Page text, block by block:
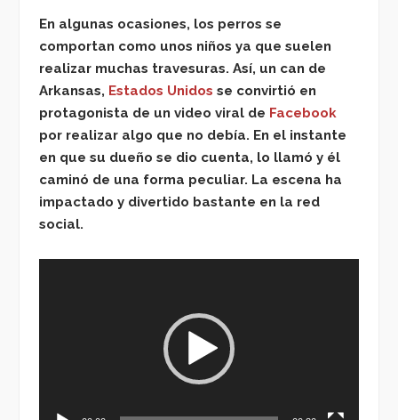
En algunas ocasiones, los perros se
comportan como unos niños ya que suelen
realizar muchas travesuras. Así, un can de
Arkansas, Estados Unidos se convirtió en
protagonista de un video viral de Facebook
por realizar algo que no debía. En el instante
en que su dueño se dio cuenta, lo llamó y él
caminó de una forma peculiar. La escena ha
impactado y divertido bastante en la red
social.